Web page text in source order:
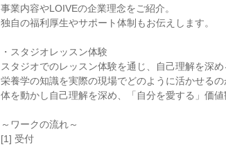
事業内容やLOIVEの企業理念をご紹介。
独自の福利厚生やサポート体制もお伝えします。
・スタジオレッスン体験
スタジオでのレッスン体験を通じ、自己理解を深め
栄養学の知識を実際の現場でどのように活かせるの
体を動かし自己理解を深め、「自分を愛する」価値
～ワークの流れ～
[1] 受付